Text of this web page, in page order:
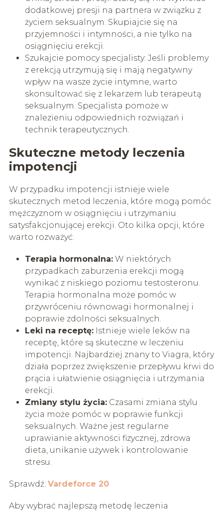
dodatkowej presji na partnera w związku z
życiem seksualnym. Skupiajcie się na
przyjemności i intymności, a nie tylko na
osiągnięciu erekcji.
Szukajcie pomocy specjalisty: Jeśli problemy
z erekcją utrzymują się i mają negatywny
wpływ na wasze życie intymne, warto
skonsultować się z lekarzem lub terapeutą
seksualnym. Specjalista pomoże w
znalezieniu odpowiednich rozwiązań i
technik terapeutycznych.
Skuteczne metody leczenia
impotencji
W przypadku impotencji istnieje wiele
skutecznych metod leczenia, które mogą pomóc
mężczyznom w osiągnięciu i utrzymaniu
satysfakcjonującej erekcji. Oto kilka opcji, które
warto rozważyć:
Terapia hormonalna:W niektórych
przypadkach zaburzenia erekcji mogą
wynikać z niskiego poziomu testosteronu.
Terapia hormonalna może pomóc w
przywróceniu równowagi hormonalnej i
poprawie zdolności seksualnych.
Leki na receptę:Istnieje wiele leków na
receptę, które są skuteczne w leczeniu
impotencji. Najbardziej znany to Viagra, który
działa poprzez zwiększenie przepływu krwi do
prącia i ułatwienie osiągnięcia i utrzymania
erekcji.
Zmiany stylu życia:Czasami zmiana stylu
życia może pomóc w poprawie funkcji
seksualnych. Ważne jest regularne
uprawianie aktywności fizycznej, zdrowa
dieta, unikanie używek i kontrolowanie
stresu.
Sprawdź: Vardeforce 20
Aby wybrać najlepszą metodę leczenia